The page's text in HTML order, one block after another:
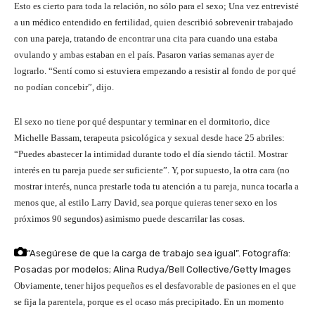
Esto es cierto para toda la relación, no sólo para el sexo; Una vez entrevisté
a un médico entendido en fertilidad, quien describió sobrevenir trabajado
con una pareja, tratando de encontrar una cita para cuando una estaba
ovulando y ambas estaban en el país. Pasaron varias semanas ayer de
lograrlo. “Sentí como si estuviera empezando a resistir al fondo de por qué
no podían concebir”, dijo.
El sexo no tiene por qué despuntar y terminar en el dormitorio, dice
Michelle Bassam, terapeuta psicológica y sexual desde hace 25 abriles:
“Puedes abastecer la intimidad durante todo el día siendo táctil. Mostrar
interés en tu pareja puede ser suficiente”. Y, por supuesto, la otra cara (no
mostrar interés, nunca prestarle toda tu atención a tu pareja, nunca tocarla a
menos que, al estilo Larry David, sea porque quieras tener sexo en los
próximos 90 segundos) asimismo puede descarrilar las cosas.
“Asegúrese de que la carga de trabajo sea igual”. Fotografía:
Posadas por modelos; Alina Rudya/Bell Collective/Getty Images
Obviamente, tener hijos pequeños es el desfavorable de pasiones en el que
se fija la parentela, porque es el ocaso más precipitado. En un momento